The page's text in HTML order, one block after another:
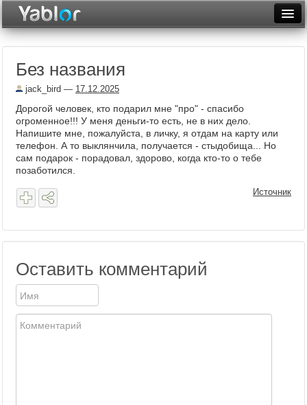
Рейтинги
Архив
Без названия
jack_bird — 17.12.2025
Дорогой человек, кто подарил мне "про" - спасибо
огроменное!!! У меня деньги-то есть, не в них дело.
Напишите мне, пожалуйста, в личку, я отдам на карту или
телефон. А то выклянчила, получается - стыдобища... Но
сам подарок - порадовал, здорово, когда кто-то о тебе
позаботился.
Источник
Оставить комментарий